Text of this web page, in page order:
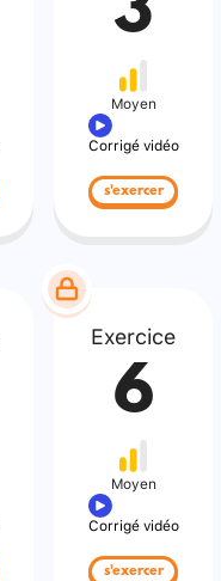
Moyen
Corrigé vidéo
s'exercer
Exercice
6
Moyen
Corrigé vidéo
s'exercer